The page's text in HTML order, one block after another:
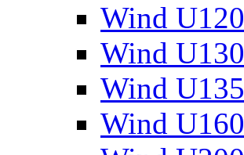
Wind U120
Wind U130
Wind U135
Wind U160